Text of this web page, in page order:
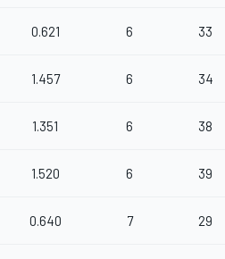
0.621 6 33
1.457 6 34
1.351 6 38
1.520 6 39
0.640 7 29